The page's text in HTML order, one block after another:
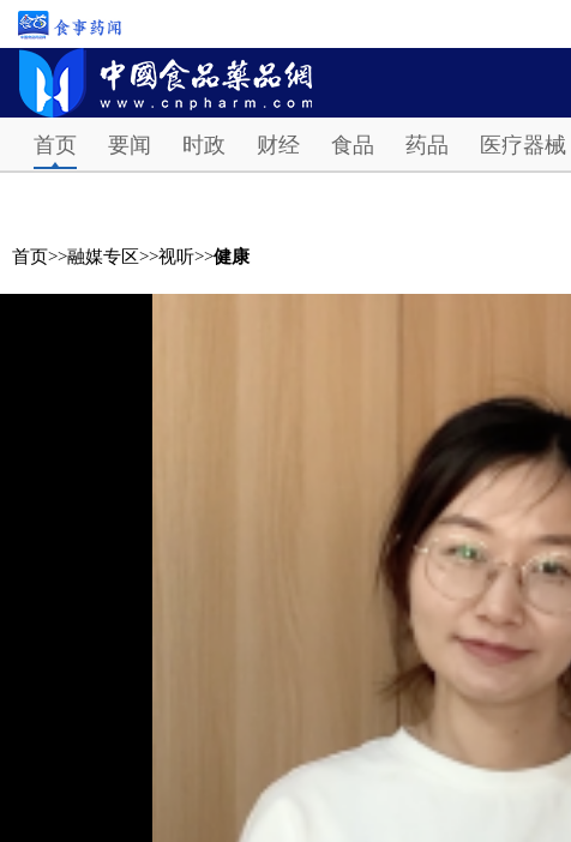
首页 要闻 时政 财经 食品 药品 医疗器械
首页>>融媒专区>>视听>>健康